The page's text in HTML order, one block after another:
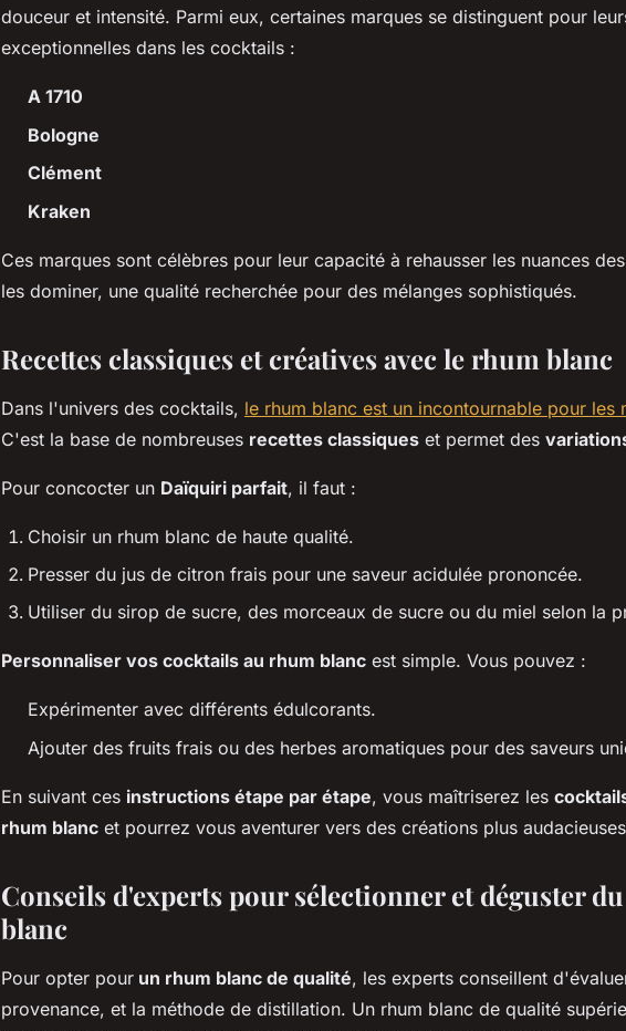
douceur et intensité. Parmi eux, certaines marques se distinguent pour
exceptionnelles dans les cocktails :
A 1710
Bologne
Clément
Kraken
Ces marques sont célèbres pour leur capacité à rehausser les nuances
les dominer, une qualité recherchée pour des mélanges sophistiqués.
Recettes classiques et créatives avec le rhum blanc
Dans l'univers des cocktails, le rhum blanc est un incontournable pour les
C'est la base de nombreuses recettes classiques et permet des
Pour concocter un Daïquiri parfait, il faut :
Choisir un rhum blanc de haute qualité.
Presser du jus de citron frais pour une saveur acidulée prononcée.
Utiliser du sirop de sucre, des morceaux de sucre ou du miel selon la
Personnaliser vos cocktails au rhum blanc est simple. Vous pouvez :
Expérimenter avec différents édulcorants.
Ajouter des fruits frais ou des herbes aromatiques pour des saveurs
En suivant ces instructions étape par étape, vous maîtriserez les
rhum blanc et pourrez vous aventurer vers des créations plus
Conseils d'experts pour sélectionner et déguster
blanc
Pour opter pour un rhum blanc de qualité, les experts conseillent
provenance, et la méthode de distillation. Un rhum blanc de qualité